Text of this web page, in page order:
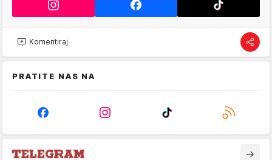
Komentiraj
PRATITE NAS NA